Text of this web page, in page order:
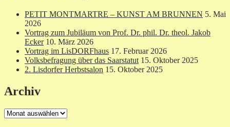
PETIT MONTMARTRE – KUNST AM BRUNNEN 5. Mai
2026
Vortrag zum Jubiläum von Prof. Dr. phil. Dr. theol. Jakob
Ecker 10. März 2026
Vortrag im LisDORFhaus 17. Februar 2026
Volksbefragung über das Saarstatut 15. Oktober 2025
2. Lisdorfer Herbstsalon 15. Oktober 2025
Archiv
Archiv